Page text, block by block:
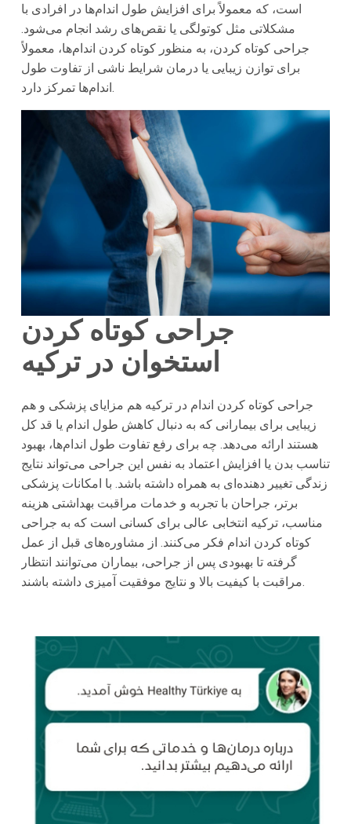
است، که معمولاً برای افزایش طول اندام‌ها در افرادی با
مشکلاتی مثل کوتولگی یا نقص‌های رشد انجام می‌شود.
جراحی کوتاه کردن، به منظور کوتاه کردن اندام‌ها، معمولاً
برای توازن زیبایی یا درمان شرایط ناشی از تفاوت طول
اندام‌ها تمرکز دارد.
جراحی کوتاه کردن
استخوان در ترکیه
جراحی کوتاه کردن اندام در ترکیه هم مزایای پزشکی و هم
زیبایی برای بیمارانی که به دنبال کاهش طول اندام یا قد کل
هستند ارائه می‌دهد. چه برای رفع تفاوت طول اندام‌ها، بهبود
تناسب بدن یا افزایش اعتماد به نفس این جراحی می‌تواند نتایج
زندگی تغییر دهنده‌ای به همراه داشته باشد. با امکانات پزشکی
برتر، جراحان با تجربه و خدمات مراقبت بهداشتی هزینه
مناسب، ترکیه انتخابی عالی برای کسانی است که به جراحی
کوتاه کردن اندام فکر می‌کنند. از مشاوره‌های قبل از عمل
گرفته تا بهبودی پس از جراحی، بیماران می‌توانند انتظار
مراقبت با کیفیت بالا و نتایج موفقیت آمیزی داشته باشند.